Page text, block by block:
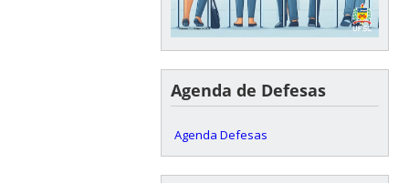
Agenda de Defesas
Agenda Defesas